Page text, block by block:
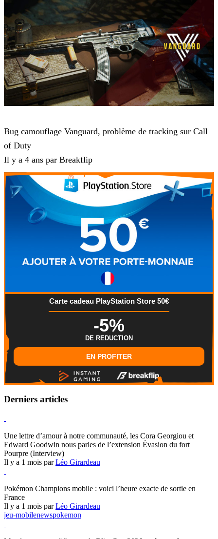
Bug camouflage Vanguard, problème de tracking sur Call
of Duty
Il y a 4 ans par Breakflip
Carte cadeau PlayStation Store 50€
-5%
DE REDUCTION
EN PROFITER
Derniers articles
Une lettre d’amour à notre communauté, les Cora Georgiou et
Edward Goodwin nous parles de l’extension Évasion du fort
Pourpre (Interview)
Il y a 1 mois parLéo Girardeau
Pokémon Champions mobile : voici l’heure exacte de sortie en
France
Il y a 1 mois parLéo Girardeau
jeu-mobilenewspokemon